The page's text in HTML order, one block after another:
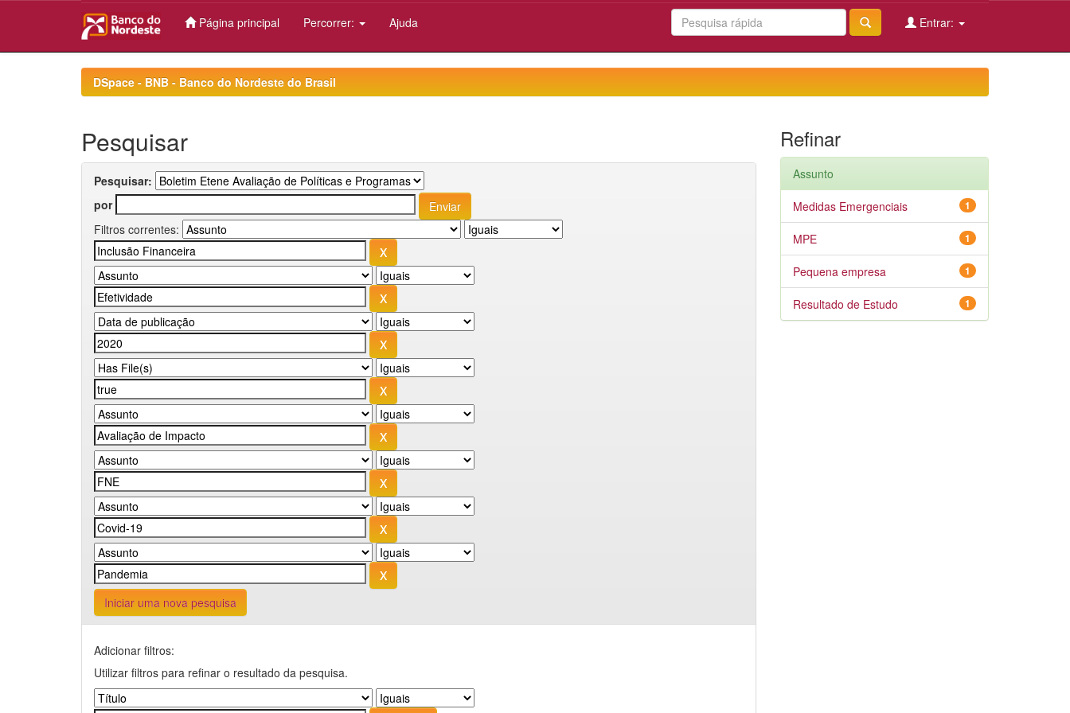
Página principal Percorrer: Ajuda Entrar:
DSpace - BNB - Banco do Nordeste do Brasil
Pesquisar
Pesquisar:
por
Filtros correntes:
Iniciar uma nova pesquisa
Adicionar filtros:
Utilizar filtros para refinar o resultado da pesquisa.
Refinar
Assunto
1
Medidas Emergenciais
1
MPE
1
Pequena empresa
1
Resultado de Estudo